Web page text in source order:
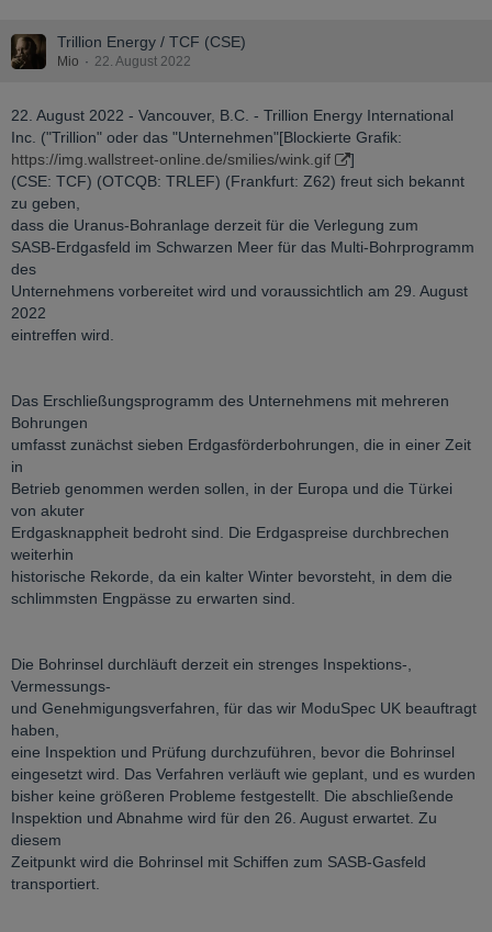
Trillion Energy / TCF (CSE)
Mio 22. August 2022
22. August 2022 - Vancouver, B.C. - Trillion Energy International
Inc. ("Trillion" oder das "Unternehmen"[Blockierte Grafik:
https://img.wallstreet-online.de/smilies/wink.gif
]
(CSE: TCF) (OTCQB: TRLEF) (Frankfurt: Z62) freut sich bekannt
zu geben,
dass die Uranus-Bohranlage derzeit für die Verlegung zum
SASB-Erdgasfeld im Schwarzen Meer für das Multi-Bohrprogramm
des
Unternehmens vorbereitet wird und voraussichtlich am 29. August
2022
eintreffen wird.
Das Erschließungsprogramm des Unternehmens mit mehreren
Bohrungen
umfasst zunächst sieben Erdgasförderbohrungen, die in einer Zeit
in
Betrieb genommen werden sollen, in der Europa und die Türkei
von akuter
Erdgasknappheit bedroht sind. Die Erdgaspreise durchbrechen
weiterhin
historische Rekorde, da ein kalter Winter bevorsteht, in dem die
schlimmsten Engpässe zu erwarten sind.
Die Bohrinsel durchläuft derzeit ein strenges Inspektions-,
Vermessungs-
und Genehmigungsverfahren, für das wir ModuSpec UK beauftragt
haben,
eine Inspektion und Prüfung durchzuführen, bevor die Bohrinsel
eingesetzt wird. Das Verfahren verläuft wie geplant, und es wurden
bisher keine größeren Probleme festgestellt. Die abschließende
Inspektion und Abnahme wird für den 26. August erwartet. Zu
diesem
Zeitpunkt wird die Bohrinsel mit Schiffen zum SASB-Gasfeld
transportiert.